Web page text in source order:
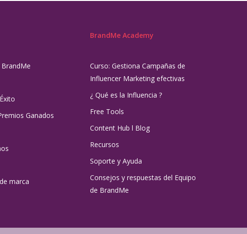
Ganados
marca
BrandMe Academy
Curso: Gestiona Campañas de
Influencer Marketing efectivas
¿ Qué es la Influencia ?
Free Tools
Content Hub l Blog
Recursos
Soporte y Ayuda
Consejos y respuestas del Equipo
de BrandMe